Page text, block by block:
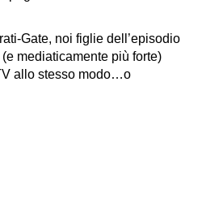
Gate, noi figlie dell’episodio
mediaticamente più forte)
allo stesso modo…o